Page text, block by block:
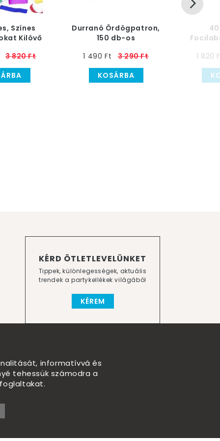
Színes
Kilövő
3 820 Ft
Durranó Ördögpatron,
150 db-os
1 490 Ft
3 290 Ft
KOSÁRBA
1 820
KÉRD ÖTLETLEVELÜNKET
Tippek, különlegességek, aktuális
trendek a partykellékek világából
KÉREM
informatívvá és
tehessük számodra a